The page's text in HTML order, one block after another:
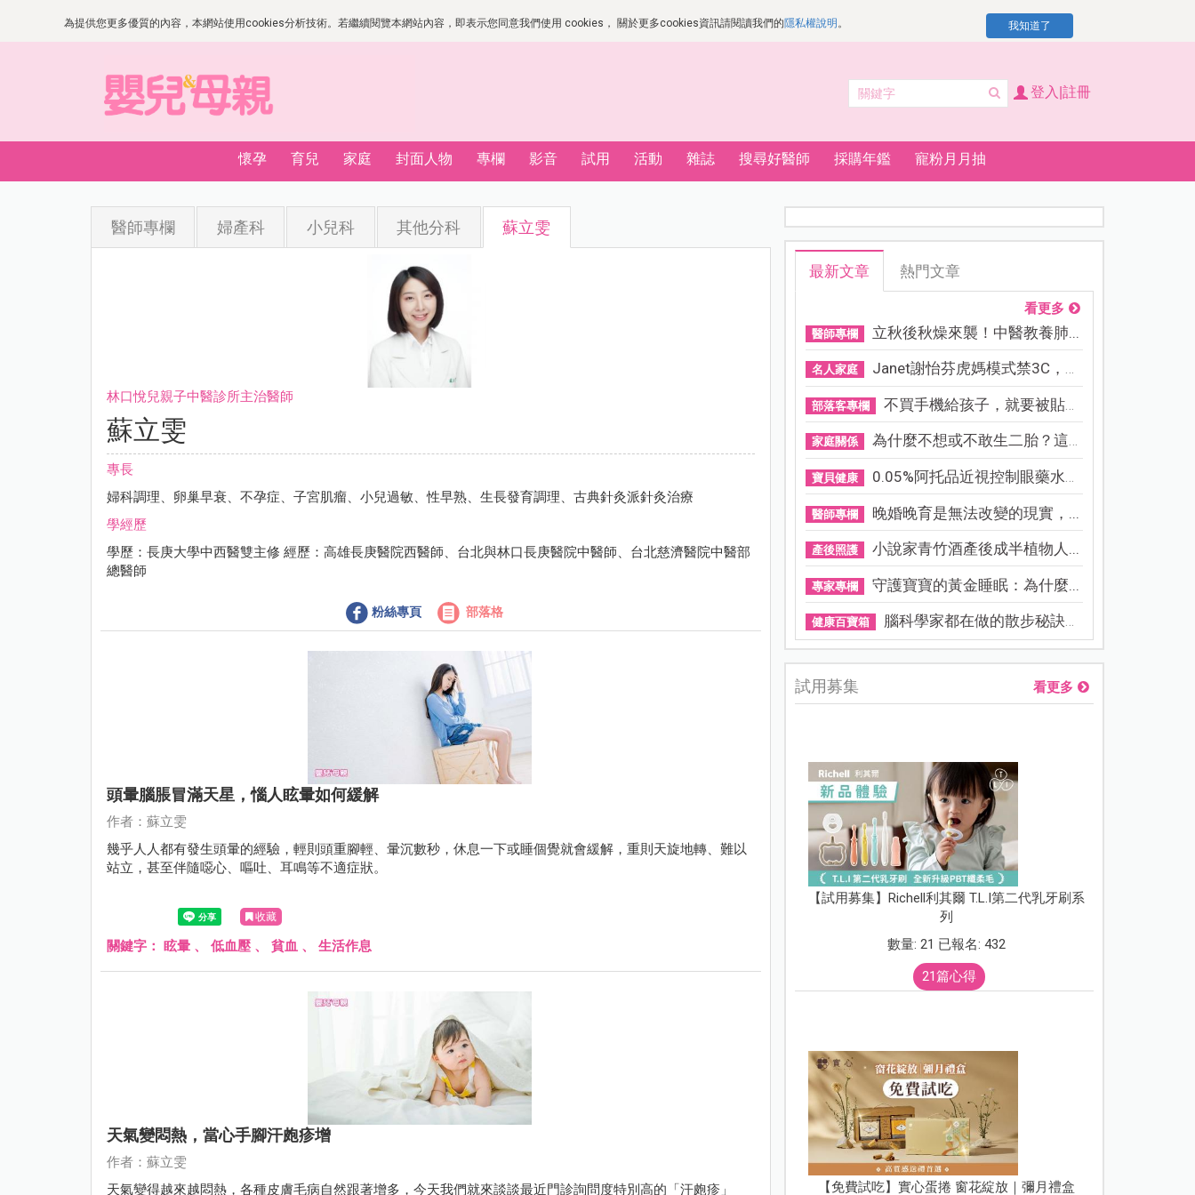
為提供您更多優質的內容，本網站使用cookies分析技術。若繼續閱覽本網站內容，即表示您同意我們使用 cookies， 關於更多cookies資訊請閱讀我們的隱私權說明 。 我知道了
登入|註冊
懷孕 育兒 家庭 封面人物 專欄 影音 試用 活動 雜誌 搜尋好醫師 採購年鑑 寵粉月月抽
醫師專欄 婦產科 小兒科 其他分科 蘇立雯
林口悅兒親子中醫診所主治醫師
蘇立雯
專長
婦科調理、卵巢早衰、不孕症、子宮肌瘤、小兒過敏、性早熟、生長發育調理、古典針灸派針灸治療
學經歷
學歷：長庚大學中西醫雙主修 經歷：高雄長庚醫院西醫師、台北與林口長庚醫院中醫師、台北慈濟醫院中醫部
總醫師
粉絲專頁 部落格
頭暈腦脹冒滿天星，惱人眩暈如何緩解
作者：蘇立雯
幾乎人人都有發生頭暈的經驗，輕則頭重腳輕、暈沉數秒，休息一下或睡個覺就會緩解，重則天旋地轉、難以
站立，甚至伴隨噁心、嘔吐、耳鳴等不適症狀。
收藏
關鍵字： 眩暈 、 低血壓 、 貧血 、 生活作息
天氣變悶熱，當心手腳汗皰疹增
作者：蘇立雯
天氣變得越來越悶熱，各種皮膚毛病自然跟著增多，今天我們就來談談最近門診詢問度特別高的「汗皰疹」
最新文章 熱門文章
看更多
醫師專欄 立秋後秋燥來襲！中醫教養肺...
名人家庭 Janet謝怡芬虎媽模式禁3C，看...
部落客專欄 不買手機給孩子，就要被貼「...
家庭關係 為什麼不想或不敢生二胎？這8...
寶貝健康 0.05%阿托品近視控制眼藥水納...
醫師專欄 晚婚晚育是無法改變的現實，...
產後照護 小說家青竹酒產後成半植物人...
專家專欄 守護寶寶的黃金睡眠：為什麼...
健康百寶箱 腦科學家都在做的散步秘訣！...
試用募集 看更多
【試用募集】Richell利其爾 T.L.I第二代乳牙刷系
列
數量: 21 已報名: 432
21篇心得
【免費試吃】實心蛋捲 窗花綻放｜彌月禮盒